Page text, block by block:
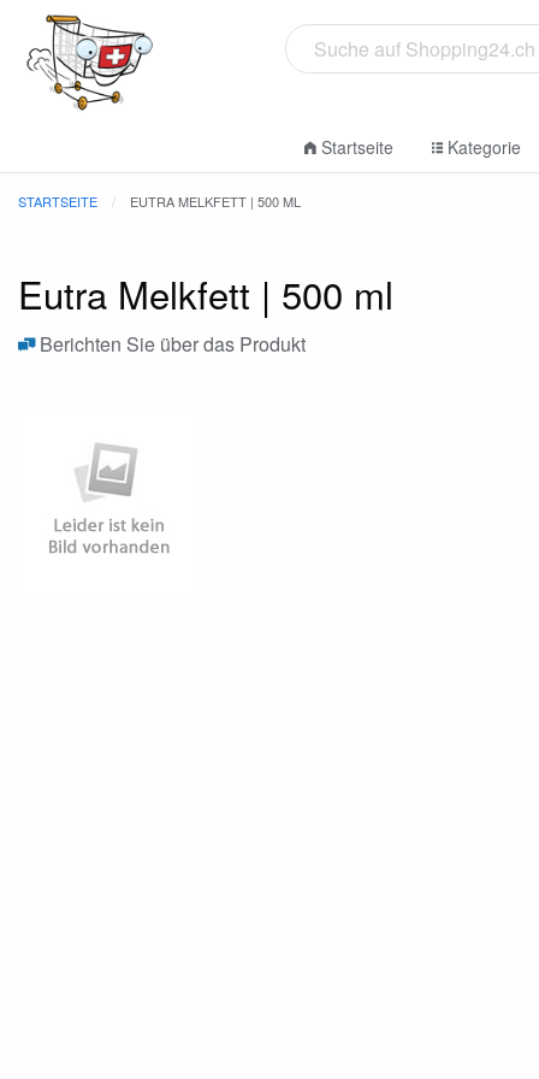
Startseite Kategorie
STARTSEITE EUTRA MELKFETT | 500 ML
Eutra Melkfett | 500 ml
Berichten Sie über das Produkt